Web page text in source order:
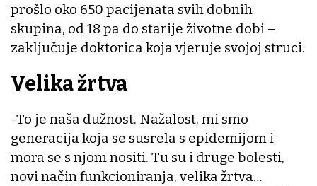
prošlo oko 650 pacijenata svih dobnih
skupina, od 18 pa do starije životne dobi –
zaključuje doktorica koja vjeruje svojoj struci.
Velika žrtva
-To je naša dužnost. Nažalost, mi smo
generacija koja se susrela s epidemijom i
mora se s njom nositi. Tu su i druge bolesti,
novi način funkcioniranja, velika žrtva…